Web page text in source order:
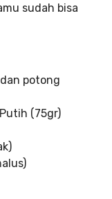
sudah bisa
potong
(75gr)